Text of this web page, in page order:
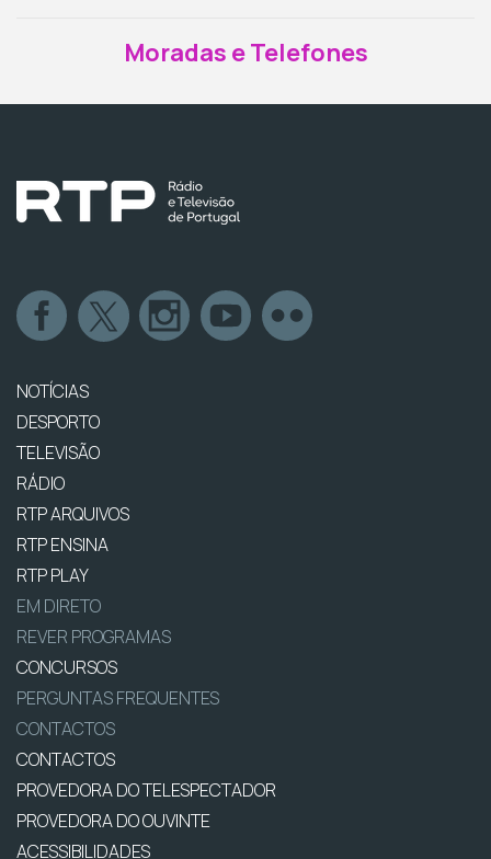
Moradas e Telefones
NOTÍCIAS
DESPORTO
TELEVISÃO
RÁDIO
RTP ARQUIVOS
RTP ENSINA
RTP PLAY
EM DIRETO
REVER PROGRAMAS
CONCURSOS
PERGUNTAS FREQUENTES
CONTACTOS
CONTACTOS
PROVEDORA DO TELESPECTADOR
PROVEDORA DO OUVINTE
ACESSIBILIDADES